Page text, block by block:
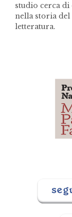
studio cerca
nella storia
letteratura.